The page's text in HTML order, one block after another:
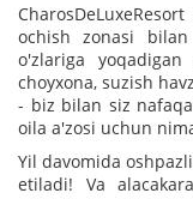
ochish zonasi
o'zlariga
choyxona, suzish
- biz bilan siz
oila a'zosi uchun
Yil davomida
etiladi! Va